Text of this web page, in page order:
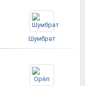
Шумбрат